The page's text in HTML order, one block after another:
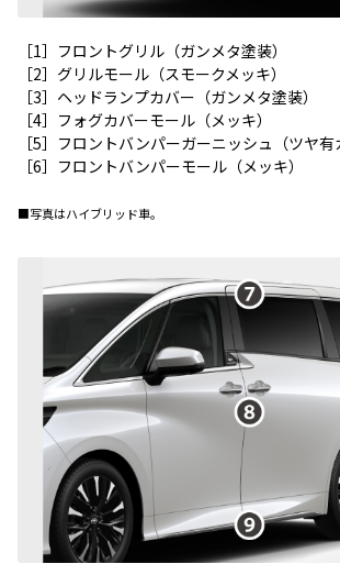
［1］フロントグリル（ガンメタ塗装）
［2］グリルモール（スモークメッキ）
［3］ヘッドランプカバー（ガンメタ塗装）
［4］フォグカバーモール（メッキ）
［5］フロントバンパーガーニッシュ（ツヤ有
［6］フロントバンパーモール（メッキ）
■写真はハイブリッド車。